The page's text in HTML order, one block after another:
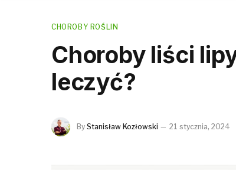
CHOROBY ROŚLIN
Choroby liści
leczyć?
By Stanisław Kozłowski 21 stycznia, 2024